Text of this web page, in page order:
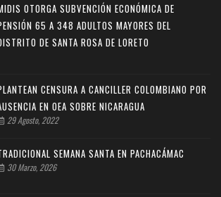
OTORGA SUBVENCIÓN ECONÓMICA DE
65 A 348 ADULTOS MAYORES DEL
DE SANTA ROSA DE LORETO
CENSURA A CANCILLER COLOMBIANO POR
EN OEA SOBRE NICARAGUA
29 Agosto, 2022
SEMANA SANTA EN PACHACÁMAC
30 Marzo, 2026